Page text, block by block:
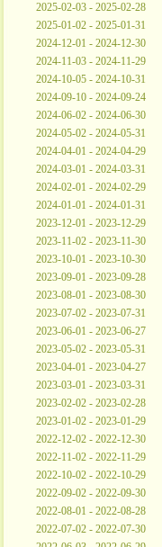
2025-02-03 - 2025-02-28
2025-01-02 - 2025-01-31
2024-12-01 - 2024-12-30
2024-11-03 - 2024-11-29
2024-10-05 - 2024-10-31
2024-09-10 - 2024-09-24
2024-06-02 - 2024-06-30
2024-05-02 - 2024-05-31
2024-04-01 - 2024-04-29
2024-03-01 - 2024-03-31
2024-02-01 - 2024-02-29
2024-01-01 - 2024-01-31
2023-12-01 - 2023-12-29
2023-11-02 - 2023-11-30
2023-10-01 - 2023-10-30
2023-09-01 - 2023-09-28
2023-08-01 - 2023-08-30
2023-07-02 - 2023-07-31
2023-06-01 - 2023-06-27
2023-05-02 - 2023-05-31
2023-04-01 - 2023-04-27
2023-03-01 - 2023-03-31
2023-02-02 - 2023-02-28
2023-01-02 - 2023-01-29
2022-12-02 - 2022-12-30
2022-11-02 - 2022-11-29
2022-10-02 - 2022-10-29
2022-09-02 - 2022-09-30
2022-08-01 - 2022-08-28
2022-07-02 - 2022-07-30